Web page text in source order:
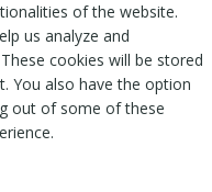
of the website.
us analyze and
cookies will be stored
You also have the option
out of some of these